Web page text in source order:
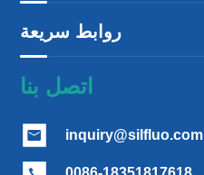
روابط سريعة
اتصل بنا
 inquiry@silfluo.com